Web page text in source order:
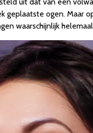
geplaatste ogen. Maar
waarschijnlijk